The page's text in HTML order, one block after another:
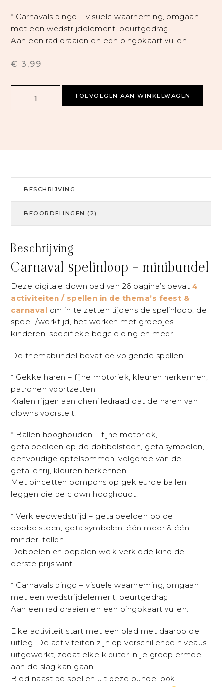
* Carnavals bingo – visuele waarneming, omgaan
met een wedstrijdelement, beurtgedrag
Aan een rad draaien en een bingokaart vullen.
€ 3,99
TOEVOEGEN AAN WINKELWAGEN
BESCHRIJVING
BEOORDELINGEN (2)
Beschrijving
Carnaval spelinloop – minibundel
Deze digitale download van 26 pagina’s bevat 4
activiteiten / spellen in de thema’s feest &
carnaval om in te zetten tijdens de spelinloop, de
speel-/werktijd, het werken met groepjes
kinderen, specifieke begeleiding en meer.
De themabundel bevat de volgende spellen:
* Gekke haren – fijne motoriek, kleuren herkennen,
patronen voortzetten
Kralen rijgen aan chenilledraad dat de haren van
clowns voorstelt.
* Ballen hooghouden – fijne motoriek,
getalbeelden op de dobbelsteen, getalsymbolen,
eenvoudige optelsommen, volgorde van de
getallenrij, kleuren herkennen
Met pincetten pompons op gekleurde ballen
leggen die de clown hooghoudt.
* Verkleedwedstrijd – getalbeelden op de
dobbelsteen, getalsymbolen, één meer & één
minder, tellen
Dobbelen en bepalen welk verklede kind de
eerste prijs wint.
* Carnavals bingo – visuele waarneming, omgaan
met een wedstrijdelement, beurtgedrag
Aan een rad draaien en een bingokaart vullen.
Elke activiteit start met een blad met daarop de
uitleg. De activiteiten zijn op verschillende niveaus
uitgewerkt, zodat elke kleuter in je groep ermee
aan de slag kan gaan.
Bied naast de spellen uit deze bundel ook